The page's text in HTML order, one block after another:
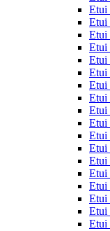
Etui
Etui
Etui
Etui
Etui
Etui
Etui
Etui
Etui
Etui
Etui
Etui
Etui
Etui
Etui
Etui
Etui
Etui